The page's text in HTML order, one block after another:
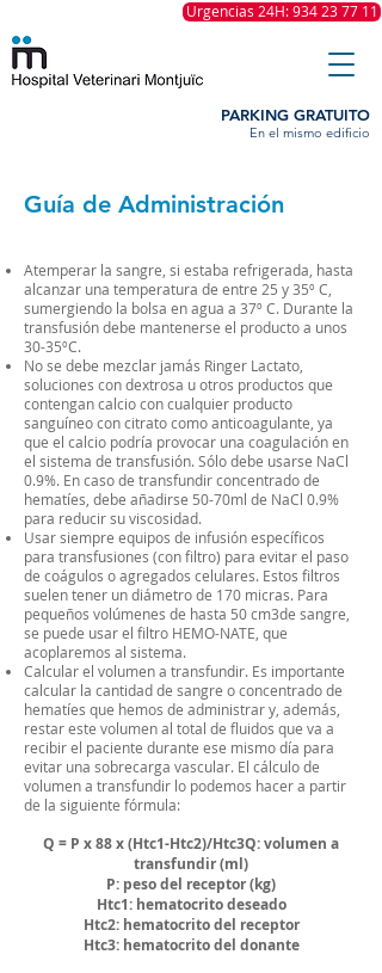
Urgencias 24H: 934 23 77 11
PARKING GRATUITO
En el mismo edificio
Guía de Administración
Atemperar la sangre, si estaba refrigerada, hasta
alcanzar una temperatura de entre 25 y 35º C,
sumergiendo la bolsa en agua a 37º C. Durante la
transfusión debe mantenerse el producto a unos
30-35ºC.
No se debe mezclar jamás Ringer Lactato,
soluciones con dextrosa u otros productos que
contengan calcio con cualquier producto
sanguíneo con citrato como anticoagulante, ya
que el calcio podría provocar una coagulación en
el sistema de transfusión. Sólo debe usarse NaCl
0.9%. En caso de transfundir concentrado de
hematíes, debe añadirse 50-70ml de NaCl 0.9%
para reducir su viscosidad.
Usar siempre equipos de infusión específicos
para transfusiones (con filtro) para evitar el paso
de coágulos o agregados celulares. Estos filtros
suelen tener un diámetro de 170 micras. Para
pequeños volúmenes de hasta 50 cm3de sangre,
se puede usar el filtro HEMO-NATE, que
acoplaremos al sistema.
Calcular el volumen a transfundir. Es importante
calcular la cantidad de sangre o concentrado de
hematíes que hemos de administrar y, además,
restar este volumen al total de fluidos que va a
recibir el paciente durante ese mismo día para
evitar una sobrecarga vascular. El cálculo de
volumen a transfundir lo podemos hacer a partir
de la siguiente fórmula:
Q = P x 88 x (Htc1-Htc2)/Htc3Q: volumen a
transfundir (ml)
P: peso del receptor (kg)
Htc1: hematocrito deseado
Htc2: hematocrito del receptor
Htc3: hematocrito del donante